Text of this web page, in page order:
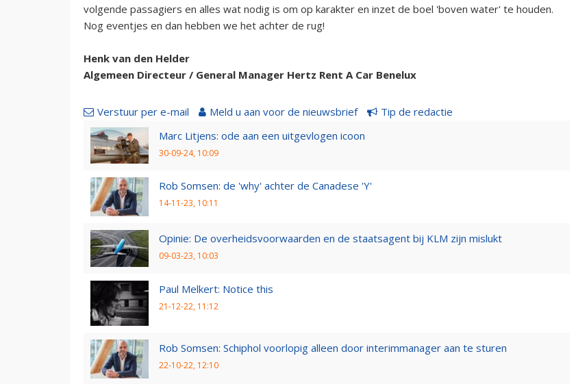
volgende passagiers en alles wat nodig is om op karakter en inzet de boel 'boven water' te houden.
Nog eventjes en dan hebben we het achter de rug!
Henk van den Helder
Algemeen Directeur / General Manager Hertz Rent A Car Benelux
Verstuur per e-mail Meld u aan voor de nieuwsbrief
Tip de redactie
Marc Litjens: ode aan een uitgevlogen icoon
30-09-24, 10:09
Rob Somsen: de 'why' achter de Canadese 'Y'
14-11-23, 10:11
Opinie: De overheidsvoorwaarden en de staatsagent bij KLM zijn mislukt
09-03-23, 10:03
Paul Melkert: Notice this
21-12-22, 11:12
Rob Somsen: Schiphol voorlopig alleen door interimmanager aan te sturen
22-10-22, 12:10